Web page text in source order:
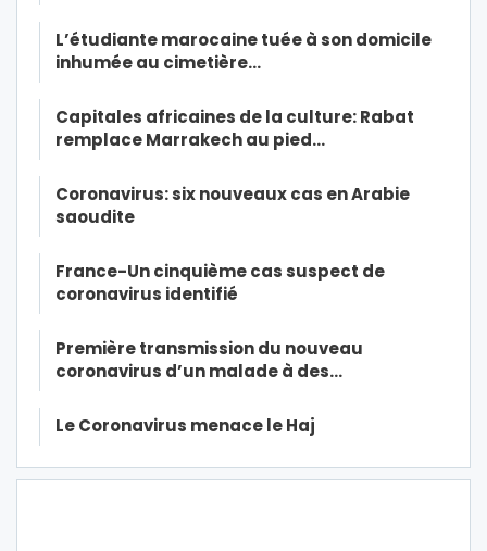
L’étudiante marocaine tuée à son domicile
inhumée au cimetière…
Capitales africaines de la culture: Rabat
remplace Marrakech au pied…
Coronavirus: six nouveaux cas en Arabie
saoudite
France-Un cinquième cas suspect de
coronavirus identifié
Première transmission du nouveau
coronavirus d’un malade à des…
Le Coronavirus menace le Haj